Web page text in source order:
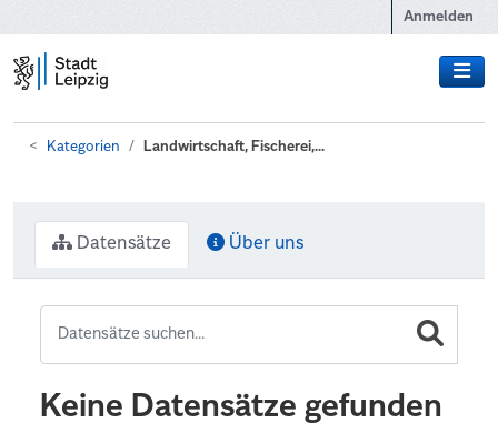
Anmelden
Kategorien Landwirtschaft, Fischerei,...
Datensätze Über uns
Keine Datensätze gefunden